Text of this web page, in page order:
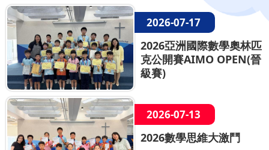
2026-07-17
2026亞洲國際數學奧林匹
克公開賽AIMO OPEN(晉
級賽)
2026-07-13
2026數學思維大激鬥